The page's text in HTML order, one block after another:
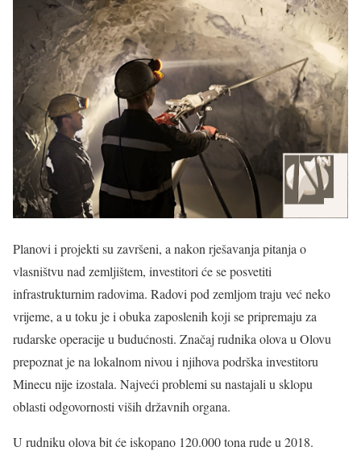
Planovi i projekti su završeni, a nakon rješavanja pitanja o
vlasništvu nad zemljištem, investitori će se posvetiti
infrastrukturnim radovima. Radovi pod zemljom traju već neko
vrijeme, a u toku je i obuka zaposlenih koji se pripremaju za
rudarske operacije u budućnosti. Značaj rudnika olova u Olovu
prepoznat je na lokalnom nivou i njihova podrška investitoru
Minecu nije izostala. Najveći problemi su nastajali u sklopu
oblasti odgovornosti viših državnih organa.
U rudniku olova bit će iskopano 120.000 tona rude u 2018.